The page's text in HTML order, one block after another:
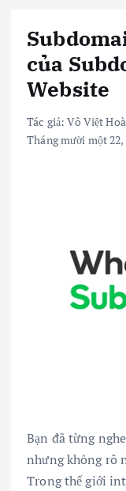
của
Website
Tác giả:Võ Việt
Tháng mười một 22,
Bạn đã từng
nhưng không rõ
Trong thế giới